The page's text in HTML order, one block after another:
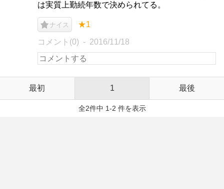
は実質上勤続年数で決められてる。
ナイス ★1
コメント(0) 2016/11/18
最初 1 最後
全2件中 1-2 件を表示